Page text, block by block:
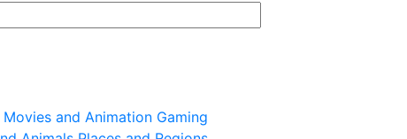
Movies and Animation Gaming